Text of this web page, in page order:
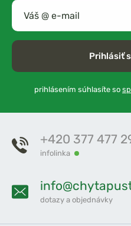
Prihlásiť
prihlásením súhlasíte so
+420 377 477
infolinka
dotazy a objednávky